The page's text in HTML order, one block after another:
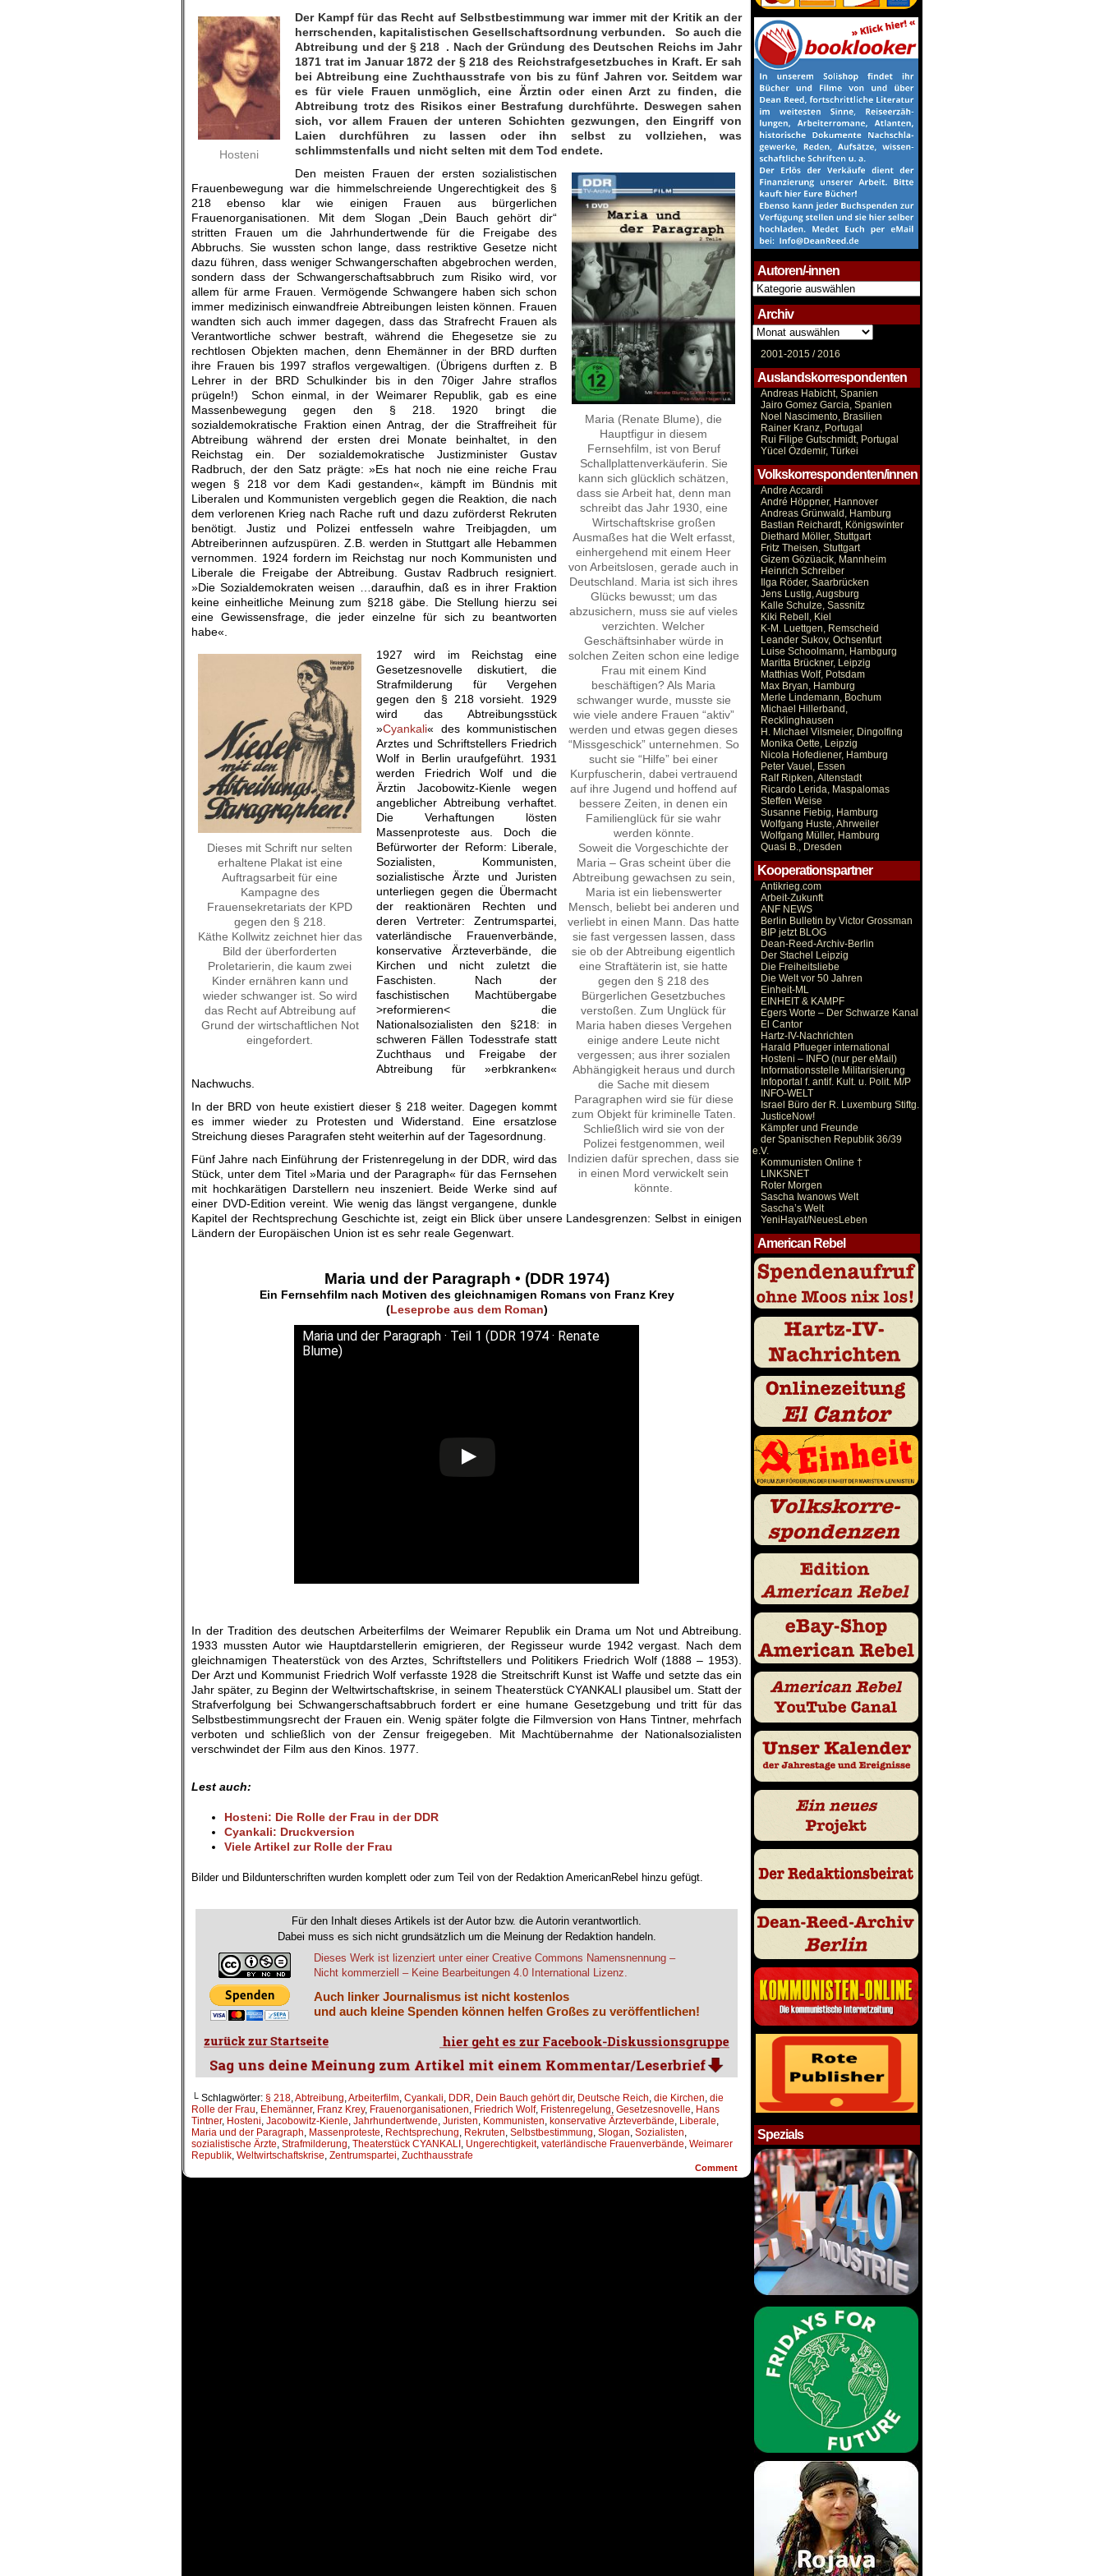
Hosteni
Der Kampf für das Recht auf Selbstbestimmung war immer mit der Kritik an der
herrschenden, kapitalistischen Gesellschaftsordnung verbunden. So auch die
Abtreibung und der § 218 . Nach der Gründung des Deutschen Reichs im Jahr
1871 trat im Januar 1872 der § 218 des Reichstrafgesetzbuches in Kraft. Er sah
bei Abtreibung eine Zuchthausstrafe von bis zu fünf Jahren vor. Seitdem war
es für viele Frauen unmöglich, eine Ärztin oder einen Arzt zu finden, die
Abtreibung trotz des Risikos einer Bestrafung durchführte. Deswegen sahen
sich, vor allem Frauen der unteren Schichten gezwungen, den Eingriff von
Laien durchführen zu lassen oder ihn selbst zu vollziehen, was
schlimmstenfalls und nicht selten mit dem Tod endete.
Maria (Renate Blume), die
Hauptfigur in diesem
Fernsehfilm, ist von Beruf
Schallplattenverkäuferin. Sie
kann sich glücklich schätzen,
dass sie Arbeit hat, denn man
schreibt das Jahr 1930, eine
Wirtschaftskrise großen
Ausmaßes hat die Welt erfasst,
einhergehend mit einem Heer
von Arbeitslosen, gerade auch in
Deutschland. Maria ist sich ihres
Glücks bewusst; um das
abzusichern, muss sie auf vieles
verzichten. Welcher
Geschäftsinhaber würde in
solchen Zeiten schon eine ledige
Frau mit einem Kind
beschäftigen? Als Maria
schwanger wurde, musste sie
wie viele andere Frauen “aktiv”
werden und etwas gegen dieses
“Missgeschick” unternehmen. So
sucht sie “Hilfe” bei einer
Kurpfuscherin, dabei vertrauend
auf ihre Jugend und hoffend auf
bessere Zeiten, in denen ein
Familienglück für sie wahr
werden könnte.
Soweit die Vorgeschichte der
Maria – Gras scheint über die
Abtreibung gewachsen zu sein,
Maria ist ein liebenswerter
Mensch, beliebt bei anderen und
verliebt in einen Mann. Das hatte
sie fast vergessen lassen, dass
sie ob der Abtreibung eigentlich
eine Straftäterin ist, sie hatte
gegen den § 218 des
Bürgerlichen Gesetzbuches
verstoßen. Zum Unglück für
Maria haben dieses Vergehen
einige andere Leute nicht
vergessen; aus ihrer sozialen
Abhängigkeit heraus und durch
die Sache mit diesem
Paragraphen wird sie für diese
zum Objekt für kriminelle Taten.
Schließlich wird sie von der
Polizei festgenommen, weil
Indizien dafür sprechen, dass sie
in einen Mord verwickelt sein
könnte.
Den meisten Frauen der ersten sozialistischen
Frauenbewegung war die himmelschreiende Ungerechtigkeit des §
218 ebenso klar wie einigen Frauen aus bürgerlichen
Frauenorganisationen. Mit dem Slogan „Dein Bauch gehört dir“
stritten Frauen um die Jahrhundertwende für die Freigabe des
Abbruchs. Sie wussten schon lange, dass restriktive Gesetze nicht
dazu führen, dass weniger Schwangerschaften abgebrochen werden,
sondern dass der Schwangerschaftsabbruch zum Risiko wird, vor
allem für arme Frauen. Vermögende Schwangere haben sich schon
immer medizinisch einwandfreie Abtreibungen leisten können. Frauen
wandten sich auch immer dagegen, dass das Strafrecht Frauen als
Verantwortliche schwer bestraft, während die Ehegesetze sie zu
rechtlosen Objekten machen, denn Ehemänner in der BRD durften
ihre Frauen bis 1997 straflos vergewaltigen. (Übrigens durften z. B
Lehrer in der BRD Schulkinder bis in den 70iger Jahre straflos
prügeln!) Schon einmal, in der Weimarer Republik, gab es eine
Massenbewegung gegen den § 218. 1920 bringt die
sozialdemokratische Fraktion einen Antrag, der die Straffreiheit für
Abtreibung während der ersten drei Monate beinhaltet, in den
Reichstag ein. Der sozialdemokratische Justizminister Gustav
Radbruch, der den Satz prägte: »Es hat noch nie eine reiche Frau
wegen § 218 vor dem Kadi gestanden«, kämpft im Bündnis mit
Liberalen und Kommunisten vergeblich gegen die Reaktion, die nach
dem verlorenen Krieg nach Rache ruft und dazu zuförderst Rekruten
benötigt. Justiz und Polizei entfesseln wahre Treibjagden, um
Abtreiberinnen aufzuspüren. Z.B. werden in Stuttgart alle Hebammen
vernommen. 1924 fordern im Reichstag nur noch Kommunisten und
Liberale die Freigabe der Abtreibung. Gustav Radbruch resigniert.
»Die Sozialdemokraten weisen …daraufhin, daß es in ihrer Fraktion
keine einheitliche Meinung zum §218 gäbe. Die Stellung hierzu sei
eine Gewissensfrage, die jeder einzelne für sich zu beantworten
habe«.
Dieses mit Schrift nur selten
erhaltene Plakat ist eine
Auftragsarbeit für eine
Kampagne des
Frauensekretariats der KPD
gegen den § 218.
Käthe Kollwitz zeichnet hier das
Bild der überforderten
Proletarierin, die kaum zwei
Kinder ernähren kann und
wieder schwanger ist. So wird
das Recht auf Abtreibung auf
Grund der wirtschaftlichen Not
eingefordert.
1927 wird im Reichstag eine
Gesetzesnovelle diskutiert, die
Strafmilderung für Vergehen
gegen den § 218 vorsieht. 1929
wird das Abtreibungsstück
»Cyankali« des kommunistischen
Arztes und Schriftstellers Friedrich
Wolf in Berlin uraufgeführt. 1931
werden Friedrich Wolf und die
Ärztin Jacobowitz-Kienle wegen
angeblicher Abtreibung verhaftet.
Die Verhaftungen lösten
Massenproteste aus. Doch die
Befürworter der Reform: Liberale,
Sozialisten, Kommunisten,
sozialistische Ärzte und Juristen
unterliegen gegen die Übermacht
der reaktionären Rechten und
deren Vertreter: Zentrumspartei,
vaterländische Frauenverbände,
konservative Ärzteverbände, die
Kirchen und nicht zuletzt die
Faschisten. Nach der
faschistischen Machtübergabe
>reformieren< die
Nationalsozialisten den §218: in
schweren Fällen Todesstrafe statt
Zuchthaus und Freigabe der
Abtreibung für »erbkranken«
Nachwuchs.
In der BRD von heute existiert dieser § 218 weiter. Dagegen kommt
es immer wieder zu Protesten und Widerstand. Eine ersatzlose
Streichung dieses Paragrafen steht weiterhin auf der Tagesordnung.
Fünf Jahre nach Einführung der Fristenregelung in der DDR, wird das
Stück, unter dem Titel »Maria und der Paragraph« für das Fernsehen
mit hochkarätigen Darstellern neu inszeniert. Beide Werke sind auf
einer DVD-Edition vereint. Wie wenig das längst vergangene, dunkle
Kapitel der Rechtsprechung Geschichte ist, zeigt ein Blick über unsere Landesgrenzen: Selbst in einigen
Ländern der Europäischen Union ist es sehr reale Gegenwart.
Maria und der Paragraph • (DDR 1974)
Ein Fernsehfilm nach Motiven des gleichnamigen Romans von Franz Krey
(Leseprobe aus dem Roman)
Maria und der Paragraph · Teil 1 (DDR 1974 · Renate
Blume)
In der Tradition des deutschen Arbeiterfilms der Weimarer Republik ein Drama um Not und Abtreibung.
1933 mussten Autor wie Hauptdarstellerin emigrieren, der Regisseur wurde 1942 vergast. Nach dem
gleichnamigen Theaterstück von des Arztes, Schriftstellers und Politikers Friedrich Wolf (1888 – 1953).
Der Arzt und Kommunist Friedrich Wolf verfasste 1928 die Streitschrift Kunst ist Waffe und setzte das ein
Jahr später, zu Beginn der Weltwirtschaftskrise, in seinem Theaterstück CYANKALI plausibel um. Statt der
Strafverfolgung bei Schwangerschaftsabbruch fordert er eine humane Gesetzgebung und tritt für das
Selbstbestimmungsrecht der Frauen ein. Wenig später folgte die Filmversion von Hans Tintner, mehrfach
verboten und schließlich von der Zensur freigegeben. Mit Machtübernahme der Nationalsozialisten
verschwindet der Film aus den Kinos. 1977.
Lest auch:
Hosteni: Die Rolle der Frau in der DDR
Cyankali: Druckversion
Viele Artikel zur Rolle der Frau
Bilder und Bildunterschriften wurden komplett oder zum Teil von der Redaktion AmericanRebel hinzu gefügt.
Für den Inhalt dieses Artikels ist der Autor bzw. die Autorin verantwortlich.
Dabei muss es sich nicht grundsätzlich um die Meinung der Redaktion handeln.
Dieses Werk ist lizenziert unter einer Creative Commons Namensnennung –
Nicht kommerziell – Keine Bearbeitungen 4.0 International Lizenz.
Auch linker Journalismus ist nicht kostenlos
und auch kleine Spenden können helfen Großes zu veröffentlichen!
└ Schlagwörter: § 218,Abtreibung,Arbeiterfilm, Cyankali, DDR, Dein Bauch gehört dir, Deutsche Reich, die Kirchen, die
Rolle der Frau, Ehemänner, Franz Krey, Frauenorganisationen, Friedrich Wolf, Fristenregelung, Gesetzesnovelle, Hans
Tintner, Hosteni, Jacobowitz-Kienle, Jahrhundertwende, Juristen, Kommunisten, konservative Ärzteverbände, Liberale,
Maria und der Paragraph, Massenproteste, Rechtsprechung, Rekruten, Selbstbestimmung, Slogan, Sozialisten,
sozialistische Ärzte, Strafmilderung, Theaterstück CYANKALI , Ungerechtigkeit, vaterländische Frauenverbände, Weimarer
Republik, Weltwirtschaftskrise, Zentrumspartei, Zuchthausstrafe
Comment
Autoren/-innen
Autoren/-
innen
Archiv
Archiv
2001-2015 /2016
Auslandskorrespondenten
Andreas Habicht, Spanien
Jairo Gomez Garcia, Spanien
Noel Nascimento, Brasilien
Rainer Kranz, Portugal
Rui Filipe Gutschmidt, Portugal
Yücel Özdemir, Türkei
Volkskorrespondenten/innen
Andre Accardi
André Höppner, Hannover
Andreas Grünwald, Hamburg
Bastian Reichardt, Königswinter
Diethard Möller, Stuttgart
Fritz Theisen, Stuttgart
Gizem Gözüacik, Mannheim
Heinrich Schreiber
Ilga Röder, Saarbrücken
Jens Lustig, Augsburg
Kalle Schulze, Sassnitz
Kiki Rebell, Kiel
K-M. Luettgen, Remscheid
Leander Sukov, Ochsenfurt
Luise Schoolmann, Hambgurg
Maritta Brückner, Leipzig
Matthias Wolf, Potsdam
Max Bryan, Hamburg
Merle Lindemann, Bochum
Michael Hillerband,
Recklinghausen
H. Michael Vilsmeier, Dingolfing
Monika Oette, Leipzig
Nicola Hofediener, Hamburg
Peter Vauel, Essen
Ralf Ripken, Altenstadt
Ricardo Lerida, Maspalomas
Steffen Weise
Susanne Fiebig, Hamburg
Wolfgang Huste, Ahrweiler
Wolfgang Müller, Hamburg
Quasi B., Dresden
Kooperationspartner
Antikrieg.com
Arbeit-Zukunft
ANF NEWS
Berlin Bulletin by Victor Grossman
BIP jetzt BLOG
Dean-Reed-Archiv-Berlin
Der Stachel Leipzig
Die Freiheitsliebe
Die Welt vor 50 Jahren
Einheit-ML
EINHEIT & KAMPF
Egers Worte – Der Schwarze Kanal
El Cantor
Hartz-IV-Nachrichten
Harald Pflueger international
Hosteni – INFO (nur per eMail)
Informationsstelle Militarisierung
Infoportal f. antif. Kult. u. Polit. M/P
INFO-WELT
Israel Büro der R. Luxemburg Stiftg.
JusticeNow!
Kämpfer und Freunde
der Spanischen Republik 36/39
e.V.
Kommunisten Online †
LINKSNET
Roter Morgen
Sascha Iwanows Welt
Sascha’s Welt
YeniHayat/NeuesLeben
American Rebel
Spezials